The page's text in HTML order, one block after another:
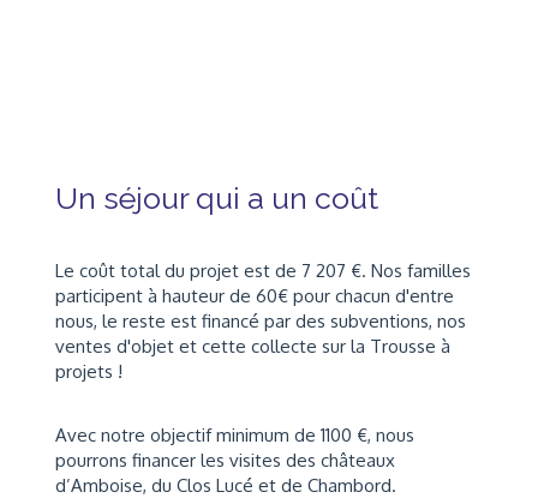
Un séjour qui a un coût
Le coût total du projet est de 7 207 €. Nos familles
participent à hauteur de 60€ pour chacun d'entre
nous, le reste est financé par des subventions, nos
ventes d'objet et cette collecte sur la Trousse à
projets !
Avec notre objectif minimum de 1100 €, nous
pourrons financer les visites des châteaux
d’Amboise, du Clos Lucé et de Chambord.